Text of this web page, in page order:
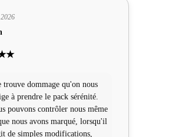
trouve dommage qu'on nous
à prendre le pack sérénité.
pouvons contrôler nous même
nous avons marqué, lorsqu'il
de simples modifications,